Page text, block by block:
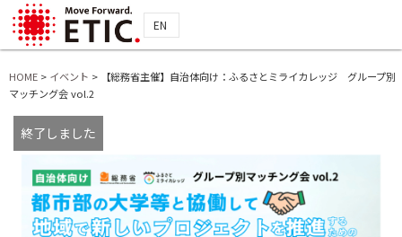
EN
HOME > イベント >
【総務省主催】自治体向け：ふるさとミライカレッジ グループ別
マッチング会 vol.2
終了しました